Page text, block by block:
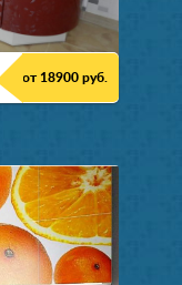
от 18900 руб.